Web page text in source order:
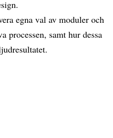
egna val av moduler och
processen, samt hur dessa